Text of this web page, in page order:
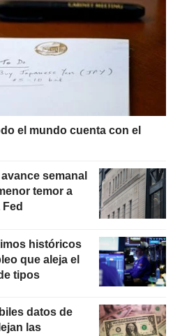
el mundo cuenta con el
semanal
temor a
históricos
que aleja el
tipos
datos de
las